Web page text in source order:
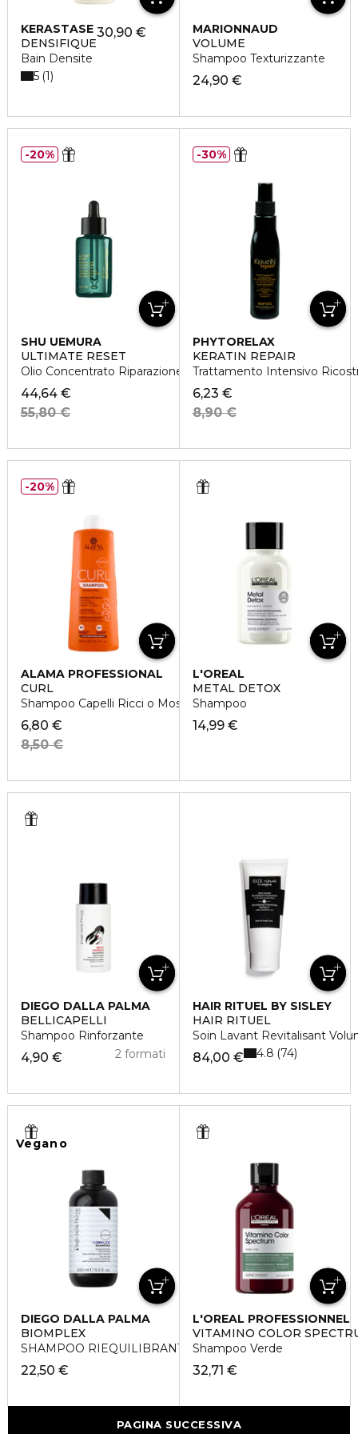
KERASTASE
DENSIFIQUE
Bain Densite
30,90 €
5 1
MARIONNAUD
VOLUME
Shampoo Texturizzante
24,90 €
SHU UEMURA
ULTIMATE RESET
Olio Concentrato Riparazione Estrema
44,64 €
55,80 €
20%
PHYTORELAX
KERATIN REPAIR
Trattamento Intensivo
6,23 €
8,90 €
30%
ALAMA PROFESSIONAL
CURL
Shampoo Capelli Ricci o Mossi
6,80 €
8,50 €
20%
L'OREAL
PROFESSIONNEL
METAL DETOX
Shampoo
14,99 €
DIEGO DALLA PALMA
BELLICAPELLI
Shampoo Rinforzante
4,90 € 2 formati
HAIR RITUEL BY SISLEY
HAIR RITUEL
Soin Lavant Revitalisant
84,00 € 4.8 74
Vegano
DIEGO DALLA PALMA
BIOMPLEX
SHAMPOO RIEQUILIBRANTE ANTI-STRESS
22,50 €
L'OREAL PROFESSIONNEL
VITAMINO COLOR
Shampoo Verde
32,71 €
PAGINA SUCCESSIVA